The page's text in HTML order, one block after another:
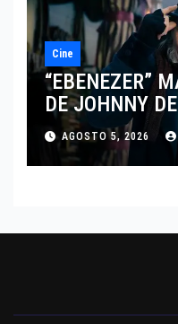
Cine
“EBENEZER”
DE JOHNNY
TRAS SU
AGOSTO 5, 2026